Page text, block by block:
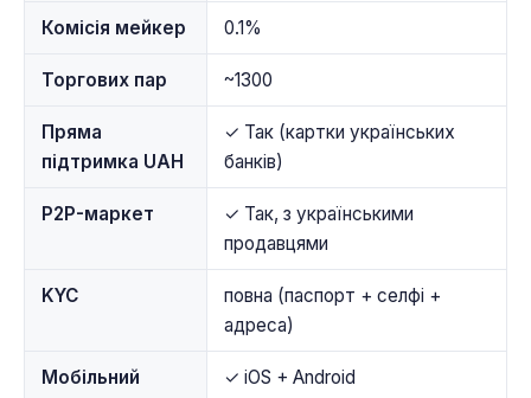
Комісія мейкер 0.1%
Торгових пар ~1300
Пряма
підтримка UAH
✓ Так (картки українських
банків)
P2P-маркет
✓ Так, з українськими
продавцями
KYC
повна (паспорт + селфі +
адреса)
Мобільний
✓ iOS + Android